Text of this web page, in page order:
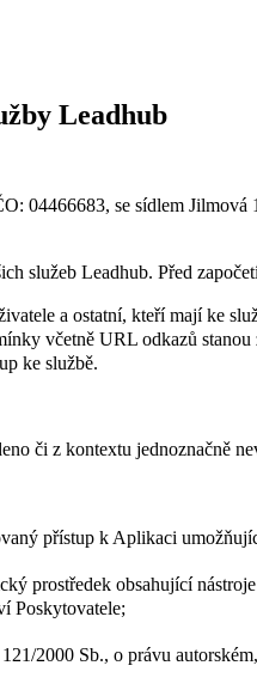
Leadhub
04466683, se sídlem Jilmová
služeb Leadhub. Před
a ostatní, kteří mají ke
včetně URL odkazů
ke službě.
či z kontextu jednoznačně
přístup k Aplikaci
prostředek obsahující
Poskytovatele;
2000 Sb., o právu